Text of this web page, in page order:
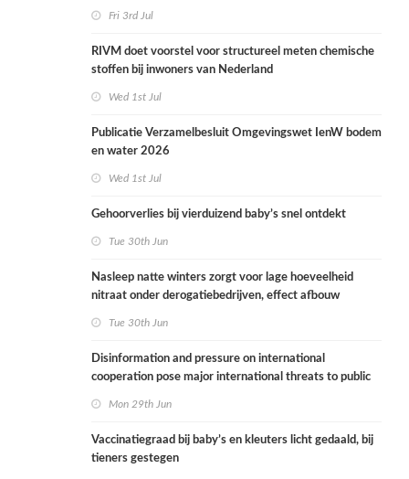
Fri 3rd Jul
RIVM doet voorstel voor structureel meten chemische
stoffen bij inwoners van Nederland
Wed 1st Jul
Publicatie Verzamelbesluit Omgevingswet IenW bodem
en water 2026
Wed 1st Jul
Gehoorverlies bij vierduizend baby’s snel ontdekt
Tue 30th Jun
Nasleep natte winters zorgt voor lage hoeveelheid
nitraat onder derogatiebedrijven, effect afbouw
Tue 30th Jun
Disinformation and pressure on international
cooperation pose major international threats to public
Mon 29th Jun
Vaccinatiegraad bij baby’s en kleuters licht gedaald, bij
tieners gestegen